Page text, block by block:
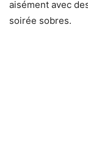
aisément avec
soirée sobres.